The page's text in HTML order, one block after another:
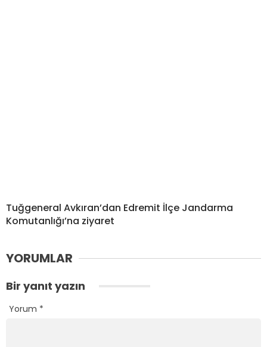
Tuğgeneral Avkıran’dan Edremit İlçe Jandarma
Komutanlığı’na ziyaret
YORUMLAR
Bir yanıt yazın
Yorum *